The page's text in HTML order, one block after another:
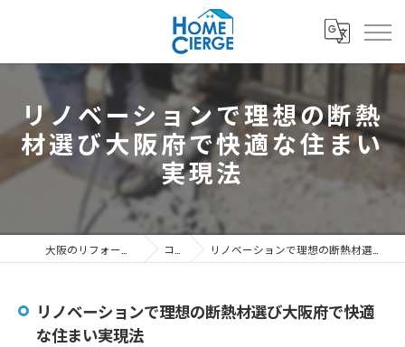
リノベーションで理想の断熱
材選び大阪府で快適な住まい
実現法
コラム リノベーションで理想の断熱材選び大阪府で快適な住まい実現法
リノベーションで理想の断熱材選び大阪府で快適
な住まい実現法